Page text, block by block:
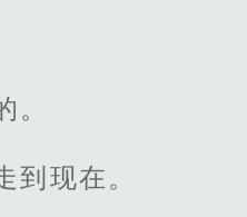
。
现在。